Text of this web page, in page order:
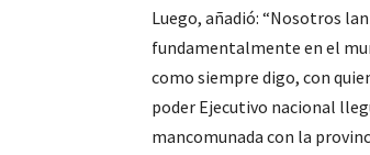
Luego, añadió: “Nosotros
fundamentalmente en el
como siempre digo, con
poder Ejecutivo nacional
mancomunada con la